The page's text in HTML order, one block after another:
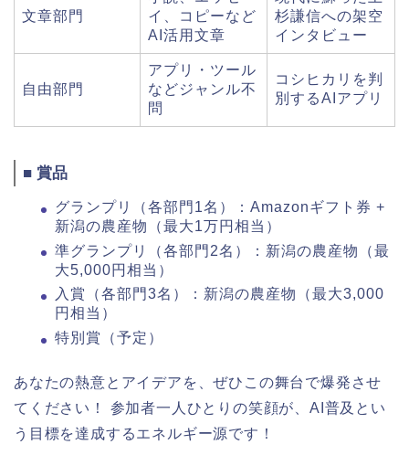
文章部門
イ、コピーなど
AI活用文章
杉謙信への架空
インタビュー
自由部門
アプリ・ツール
などジャンル不
問
コシヒカリを判
別するAIアプリ
■ 賞品
グランプリ（各部門1名）：Amazonギフト券 +
新潟の農産物（最大1万円相当）
準グランプリ（各部門2名）：新潟の農産物（最
大5,000円相当）
入賞（各部門3名）：新潟の農産物（最大3,000
円相当）
特別賞（予定）
あなたの熱意とアイデアを、ぜひこの舞台で爆発させ
てください！ 参加者一人ひとりの笑顔が、AI普及とい
う目標を達成するエネルギー源です！